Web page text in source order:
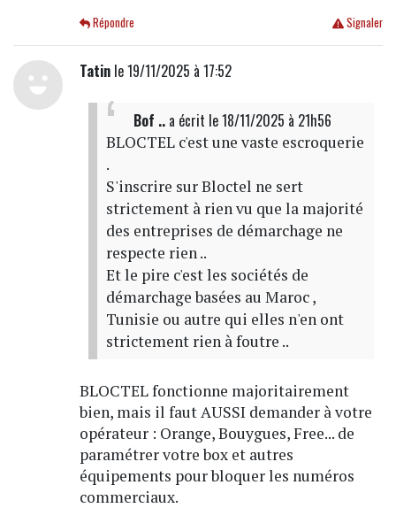
Signaler
Répondre
Tatinle 19/11/2025 à 17:52
Bof ..a écrit le 18/11/2025 à 21h56
BLOCTEL c'est une vaste escroquerie
.
S'inscrire sur Bloctel ne sert
strictement à rien vu que la majorité
des entreprises de démarchage ne
respecte rien ..
Et le pire c'est les sociétés de
démarchage basées au Maroc ,
Tunisie ou autre qui elles n'en ont
strictement rien à foutre ..
BLOCTEL fonctionne majoritairement
bien, mais il faut AUSSI demander à votre
opérateur : Orange, Bouygues, Free... de
paramétrer votre box et autres
équipements pour bloquer les numéros
commerciaux.